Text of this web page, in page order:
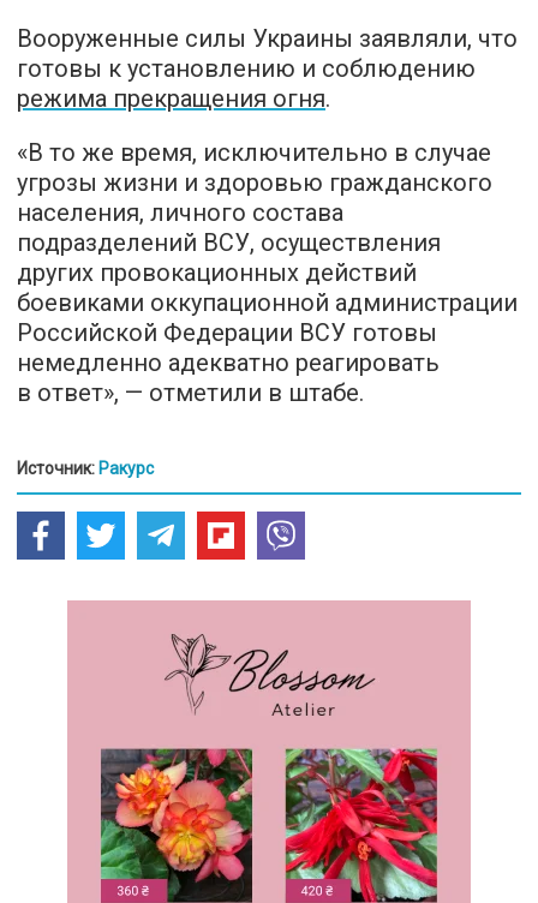
Вооруженные силы Украины заявляли, что
готовы к установлению и соблюдению
режима прекращения огня.
«В то же время, исключительно в случае
угрозы жизни и здоровью гражданского
населения, личного состава
подразделений ВСУ, осуществления
других провокационных действий
боевиками оккупационной администрации
Российской Федерации ВСУ готовы
немедленно адекватно реагировать
в ответ», — отметили в штабе.
Источник: Ракурс